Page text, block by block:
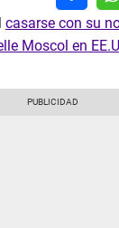
casarse con su
Moscol en